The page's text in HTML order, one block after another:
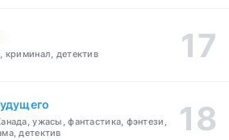
криминал, детектив
ужасы, фантастика, фэнтези,
детектив